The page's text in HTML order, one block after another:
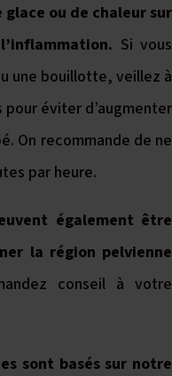
ou de chaleur sur
Si vous
une bouillotte, veillez à
éviter d’augmenter
On recommande de ne
par heure.
également être
la région pelvienne
conseil à votre
sont basés sur notre